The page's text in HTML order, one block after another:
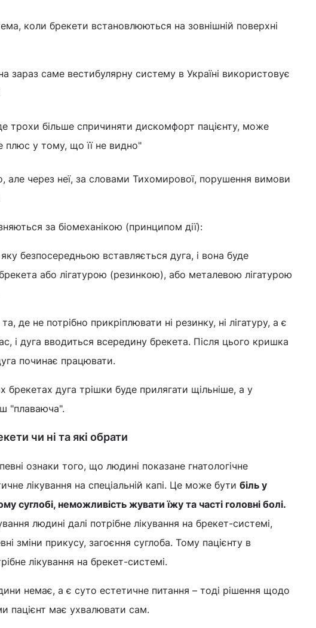
коли брекети встановлюються на зовнішній поверхні
зараз саме вестибулярну систему в Україні використовує
трохи більше спричиняти дискомфорт пацієнту, може
плюс у тому, що її не видно"
але через неї, за словами Тихомирової, порушення вимови
за біомеханікою (принципом дії):
безпосередньою вставляється дуга, і вона буде
або лігатурою (резинкою), або металевою лігатурою
та, де не потрібно прикріплювати ні резинку, ні лігатуру, а є
і дуга вводиться всередину брекета. Після цього кришка
починає працювати.
брекетах дуга трішки буде прилягати щільніше, а у
"плаваюча".
чи ні та які обрати
ознаки того, що людині показане гнатологічне
лікування на спеціальній капі. Це може бути біль у
суглобі, неможливість жувати їжу та часті головні болі.
людині далі потрібне лікування на брекет-системі,
зміни прикусу, загоєння суглоба. Тому пацієнту в
лікування на брекет-системі.
немає, а є суто естетичне питання – тоді рішення щодо
пацієнт має ухвалювати сам.